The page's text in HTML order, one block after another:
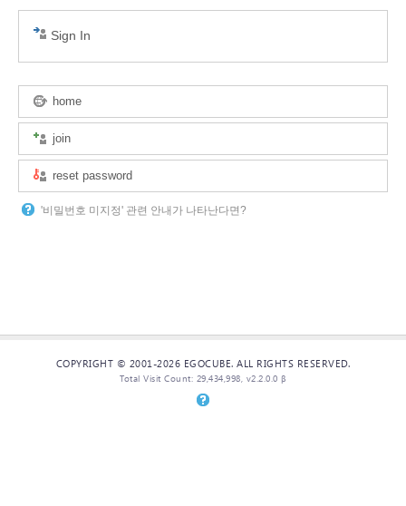
Sign In
home
join
reset password
'비밀번호 미지정' 관련 안내가 나타난다면?
COPYRIGHT © 2001-2026 EGOCUBE. ALL RIGHTS RESERVED.
Total Visit Count: 29,434,998, v2.2.0.0 β